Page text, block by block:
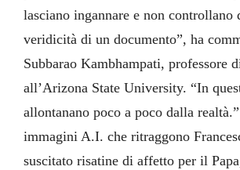
lasciano ingannare e non controllano
veridicità di un documento”, ha
Subbarao Kambhampati, professore
all’Arizona State University. “In
allontanano poco a poco dalla
immagini A.I. che ritraggono
suscitato risatine di affetto per il